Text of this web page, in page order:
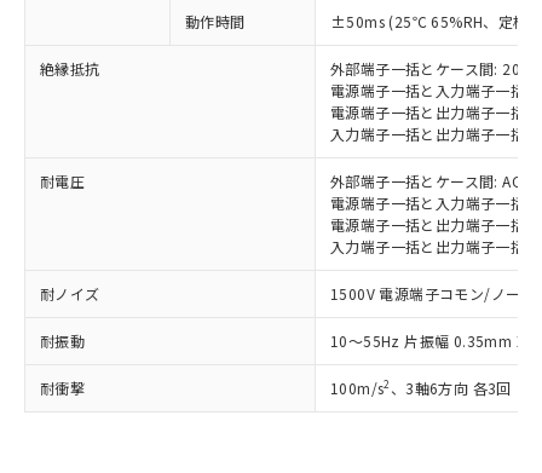
動作時間 ±50ms (25℃ 65%RH、定格
絶縁抵抗
外部端子一括とケース間:
電源端子一括と入力端子一括
電源端子一括と出力端子一括
入力端子一括と出力端子一括
耐電圧
外部端子一括とケース間:
電源端子一括と入力端子一括
電源端子一括と出力端子一括
入力端子一括と出力端子一括
耐ノイズ 1500V 電源端子コモン/ノー
耐振動 10～55Hz 片振幅 0.35mm X
耐衝撃 100m/s2 、3軸6方向 各3回
あります。
お客様が当ウェブサイト上で当社にご
登録された部品リストについて、当社
および当社の共同利用者が、当社の製
品・サービスに関するお客様との取
引・商談に必要な範囲で利用すること
※当社の共同利用者とは、"個人情報
の「1.共同利
用者の範囲」に記載されている法人を
※3 非含有証明書ダウンロード
下記の非含有証明書をダウンロードするこ
EU RoHS指令（10物質）の非含有証明書
51物質の非含有証明書（当社基準）
※本証明書は発行日時点で非含有を証明す
るもので、過去に遡って非含有を証明する
また、RoHS指令のフタル酸エステル類４
物質の対応では、対応完了までの期間は出
欄に対応日を記載しておりました。
既に当社にて対応品への在庫切替を完了
い合わせください。
キャンセル